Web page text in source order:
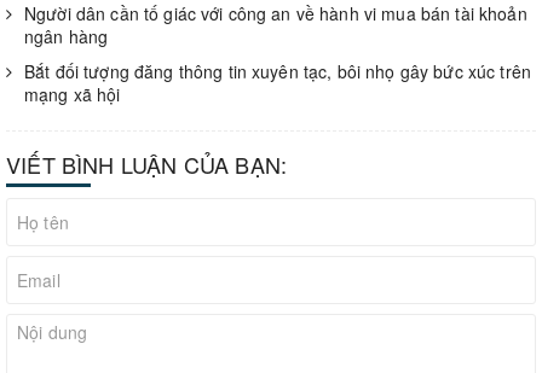
Người dân cần tố giác với công an về hành vi mua bán tài khoản
ngân hàng
Bắt đối tượng đăng thông tin xuyên tạc, bôi nhọ gây bức xúc trên
mạng xã hội
VIẾT BÌNH LUẬN CỦA BẠN: